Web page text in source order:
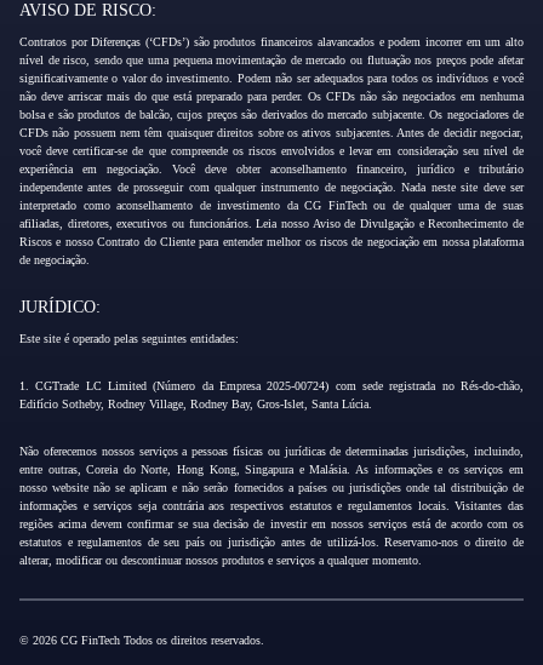
AVISO DE RISCO:
Contratos por Diferenças (‘CFDs’) são produtos financeiros alavancados e podem incorrer em um alto
nível de risco, sendo que uma pequena movimentação de mercado ou flutuação nos preços pode afetar
significativamente o valor do investimento. Podem não ser adequados para todos os indivíduos e você
não deve arriscar mais do que está preparado para perder. Os CFDs não são negociados em nenhuma
bolsa e são produtos de balcão, cujos preços são derivados do mercado subjacente. Os negociadores de
CFDs não possuem nem têm quaisquer direitos sobre os ativos subjacentes. Antes de decidir negociar,
você deve certificar-se de que compreende os riscos envolvidos e levar em consideração seu nível de
experiência em negociação. Você deve obter aconselhamento financeiro, jurídico e tributário
independente antes de prosseguir com qualquer instrumento de negociação. Nada neste site deve ser
interpretado como aconselhamento de investimento da CG FinTech ou de qualquer uma de suas
afiliadas, diretores, executivos ou funcionários. Leia nosso Aviso de Divulgação e Reconhecimento de
Riscos e nosso Contrato do Cliente para entender melhor os riscos de negociação em nossa plataforma
de negociação.
JURÍDICO:
Este site é operado pelas seguintes entidades:
1. CGTrade LC Limited (Número da Empresa 2025-00724) com sede registrada no Rés-do-chão,
Edifício Sotheby, Rodney Village, Rodney Bay, Gros-Islet, Santa Lúcia.
Não oferecemos nossos serviços a pessoas físicas ou jurídicas de determinadas jurisdições, incluindo,
entre outras, Coreia do Norte, Hong Kong, Singapura e Malásia. As informações e os serviços em
nosso website não se aplicam e não serão fornecidos a países ou jurisdições onde tal distribuição de
informações e serviços seja contrária aos respectivos estatutos e regulamentos locais. Visitantes das
regiões acima devem confirmar se sua decisão de investir em nossos serviços está de acordo com os
estatutos e regulamentos de seu país ou jurisdição antes de utilizá-los. Reservamo-nos o direito de
alterar, modificar ou descontinuar nossos produtos e serviços a qualquer momento.
© 2026 CG FinTech Todos os direitos reservados.